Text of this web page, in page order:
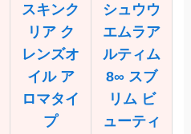
スキンク
リア ク
レンズオ
イル ア
ロマタイ
プ
シュウウ
エムラア
ルティム
8∞ スブ
リム ビ
ューティ